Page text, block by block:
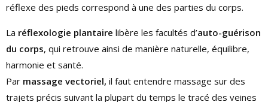
réflexe des pieds correspond à une des parties du corps.
La réflexologie plantaire libère les facultés d’auto-guérison
du corps, qui retrouve ainsi de manière naturelle, équilibre,
harmonie et santé.
Par massage vectoriel, il faut entendre massage sur des
trajets précis suivant la plupart du temps le tracé des veines